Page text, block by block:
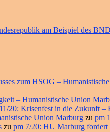
am Beispiel des BND
zum HSOG –
– Humanistische Union
20: Krisenfest in die Zukunft
Union Marburg zu pm
zu pm 7/20: HU Marburg fordert